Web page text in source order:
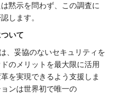
黙示を問わず、この調査に
します。
いて
、妥協のないセキュリティを
のメリットを最大限に活用
を実現できるよう支援しま
ンは世界初で唯一の